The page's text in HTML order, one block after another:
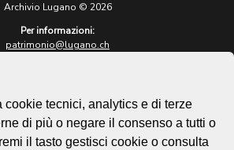
Archivio Lugano © 2026
Per informazioni:
patrimonio@lugano.ch
lugano.ch
Cookie policy
cookie tecnici, analytics e di terze
di più o negare il consenso a tutti o
il tasto gestisci cookie o consulta